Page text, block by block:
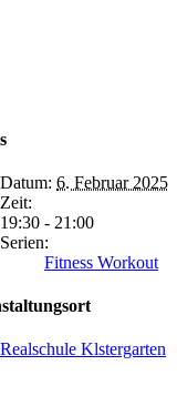
Datum: 6. Februar 2025
Zeit:
19:30 - 21:00
Serien:
Fitness Workout
Realschule Klstergarten